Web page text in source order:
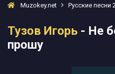
Muzokey.net Русские песни
Тузов Игорь - Не
прошу